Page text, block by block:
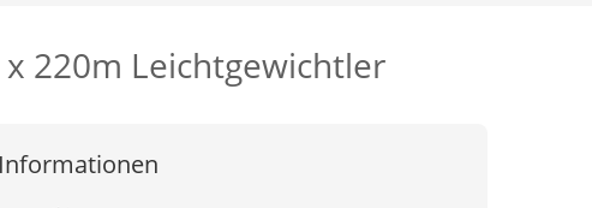
220m Leichtgewichtler